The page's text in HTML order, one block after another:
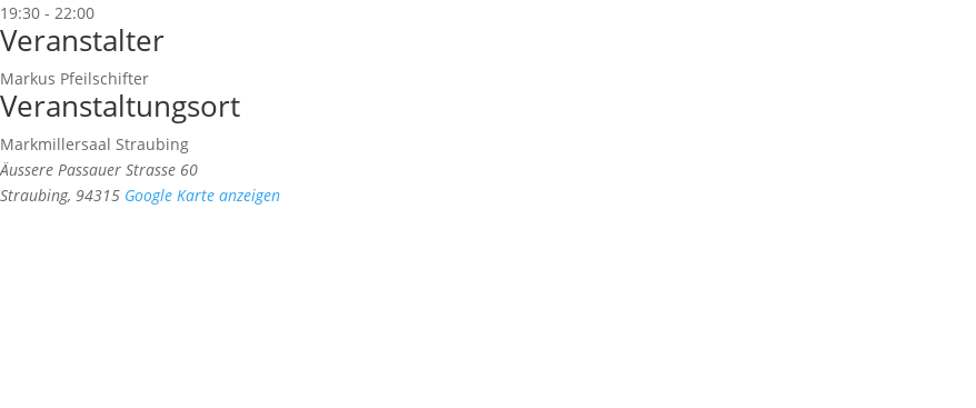
19:30 - 22:00
Veranstalter
Markus Pfeilschifter
Veranstaltungsort
Markmillersaal Straubing
Äussere Passauer Strasse 60
Straubing, 94315 Google Karte anzeigen